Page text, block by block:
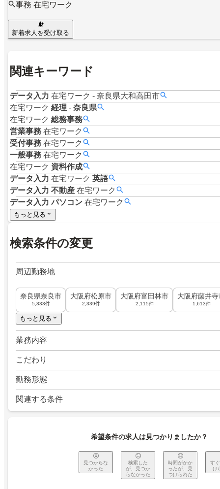
事務 在宅ワーク
新着求人を受け取る
関連キーワード
データ入力 在宅ワーク - 奈良県大和高田市
在宅ワーク 経理 - 奈良県
在宅ワーク 総務事務
営業事務 在宅ワーク
受付事務 在宅ワーク
一般事務 在宅ワーク
在宅ワーク 資料作成
データ入力 在宅ワーク 英語
データ入力 不動産 在宅ワーク
データ入力 パソコン 在宅ワーク
もっと見る
検索条件の変更
周辺勤務地
奈良県奈良市
5,833件
大阪府松原市
2,339件
大阪府富田林市
2,115件
大阪府藤井寺
1,613件
もっと見る
業務内容
こだわり
勤務形態
関連する条件
希望条件の求人は見つかりましたか？
見つからな
かった
検索した
が、見つか
らなかった
時間がかか
ったが、見
つけられた
す
け